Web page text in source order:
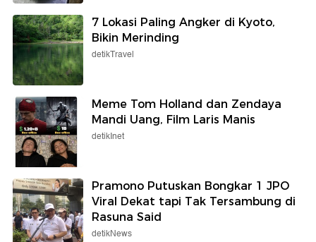
7 Lokasi Paling Angker di Kyoto,
Bikin Merinding
detikTravel
Meme Tom Holland dan Zendaya
Mandi Uang, Film Laris Manis
detikInet
Pramono Putuskan Bongkar 1 JPO
Viral Dekat tapi Tak Tersambung di
Rasuna Said
detikNews